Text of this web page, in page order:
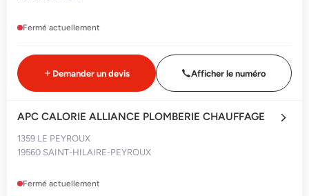
Fermé actuellement
Demander un devis Afficher le numéro
APC CALORIE ALLIANCE PLOMBERIE CHAUFFAGE
1359 LE PEYROUX
19560 SAINT-HILAIRE-PEYROUX
Fermé actuellement